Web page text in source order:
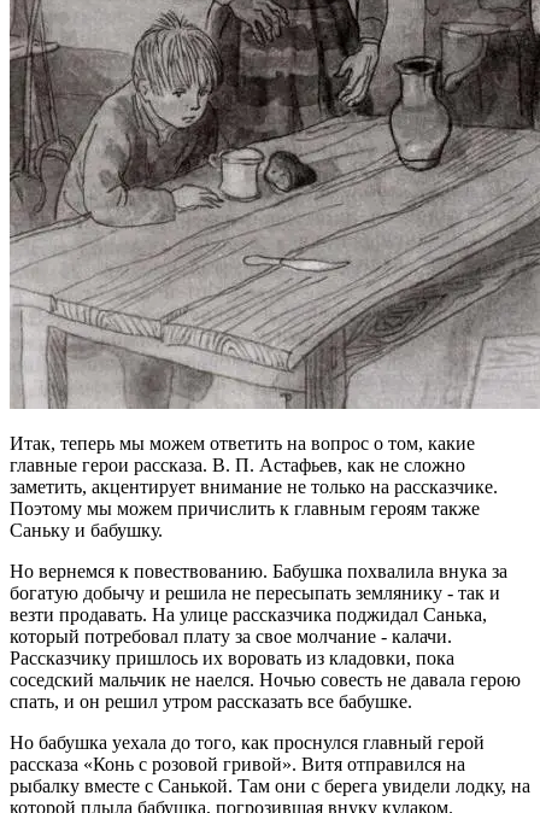
Итак, теперь мы можем ответить на вопрос о том, какие
главные герои рассказа. В. П. Астафьев, как не сложно
заметить, акцентирует внимание не только на рассказчике.
Поэтому мы можем причислить к главным героям также
Саньку и бабушку.
Но вернемся к повествованию. Бабушка похвалила внука за
богатую добычу и решила не пересыпать землянику - так и
везти продавать. На улице рассказчика поджидал Санька,
который потребовал плату за свое молчание - калачи.
Рассказчику пришлось их воровать из кладовки, пока
соседский мальчик не наелся. Ночью совесть не давала герою
спать, и он решил утром рассказать все бабушке.
Но бабушка уехала до того, как проснулся главный герой
рассказа «Конь с розовой гривой». Витя отправился на
рыбалку вместе с Санькой. Там они с берега увидели лодку, на
которой плыла бабушка, погрозившая внуку кулаком.